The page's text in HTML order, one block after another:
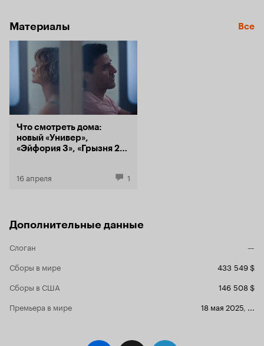
Материалы Все
Что смотреть дома:
новый «Универ»,
«Эйфория 3», «Грызня 2»,
16 апреля 1
Дополнительные данные
Слоган
—
Сборы в мире
433 549 $
Сборы в США
146 508 $
Премьера в мире
18 мая 2025